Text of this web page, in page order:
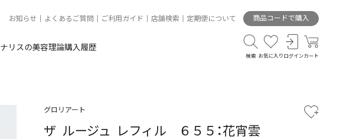
お知らせ よくあるご質問 ご利用ガイド 店舗検索 定期便について 商品コードで購入
ナリスの美容理論購入履歴
検索 お気に入り ログイン カート
グロリアート
ザ ルージュ レフィル ６５５：花宵雲